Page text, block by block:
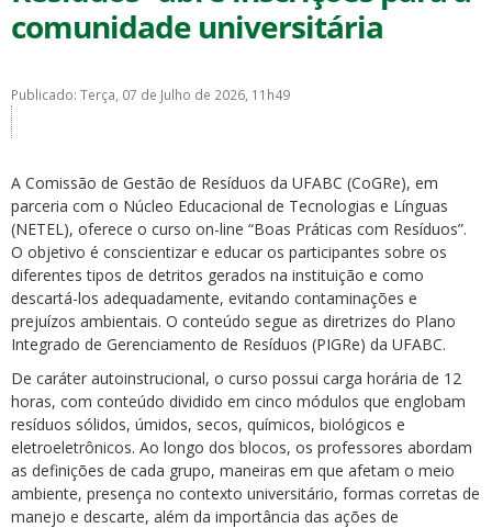
comunidade universitária
Publicado: Terça, 07 de Julho de 2026, 11h49
A Comissão de Gestão de Resíduos da UFABC (CoGRe), em
parceria com o Núcleo Educacional de Tecnologias e Línguas
(NETEL), oferece o curso on-line “Boas Práticas com Resíduos”.
O objetivo é conscientizar e educar os participantes sobre os
diferentes tipos de detritos gerados na instituição e como
descartá-los adequadamente, evitando contaminações e
prejuízos ambientais. O conteúdo segue as diretrizes do Plano
Integrado de Gerenciamento de Resíduos (PIGRe) da UFABC.
De caráter autoinstrucional, o curso possui carga horária de 12
horas, com conteúdo dividido em cinco módulos que englobam
resíduos sólidos, úmidos, secos, químicos, biológicos e
eletroeletrônicos. Ao longo dos blocos, os professores abordam
as definições de cada grupo, maneiras em que afetam o meio
ambiente, presença no contexto universitário, formas corretas de
manejo e descarte, além da importância das ações de